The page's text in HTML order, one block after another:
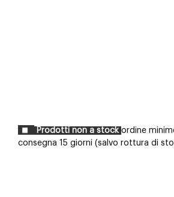
Prodotti non a stock ordine
consegna 15 giorni (salvo rottura di